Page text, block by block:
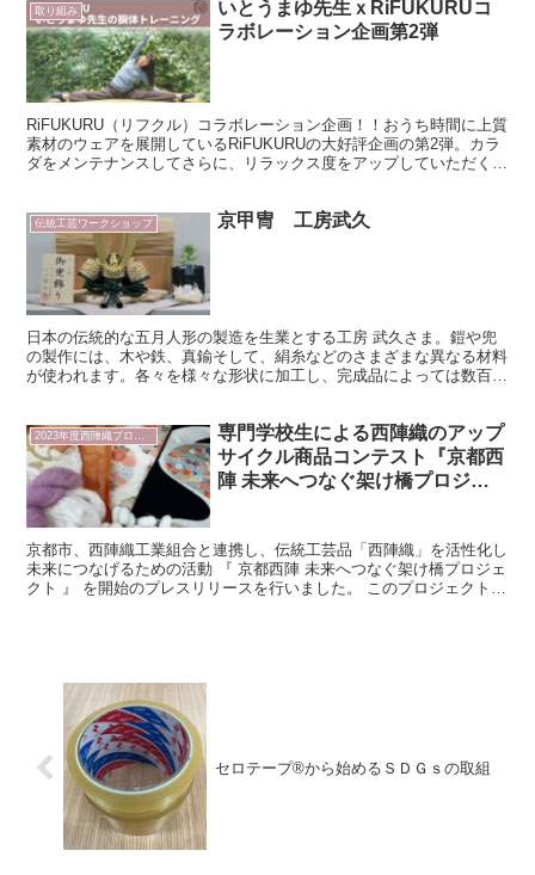
取り組み
いとうまゆ先生ｘRiFUKURUコ
ラボレーション企画第2弾
RiFUKURU（リフクル）コラボレーション企画！！おうち時間に上質
素材のウェアを展開しているRiFUKURUの大好評企画の第2弾。カラ
ダをメンテナンスしてさらに、リラックス度をアップしていただく企
伝統工芸ワークショップ 京甲冑 工房武久
日本の伝統的な五月人形の製造を生業とする工房 武久さま。鎧や兜
の製作には、木や鉄、真鍮そして、絹糸などのさまざまな異なる材料
が使われます。各々を様々な形状に加工し、完成品によっては数百に
2023年度西陣織プロジェクト
専門学校生による西陣織のアップ
サイクル商品コンテスト『京都西
陣 未来へつなぐ架け橋プロジェ
京都市、西陣織工業組合と連携し、伝統工芸品「西陣織」を活性化し
未来につなげるための活動 『 京都西陣 未来へつなぐ架け橋プロジェ
クト 』 を開始のプレスリリースを行いました。 このプロジェクトで
セロテープ®から始めるＳＤＧｓの取組